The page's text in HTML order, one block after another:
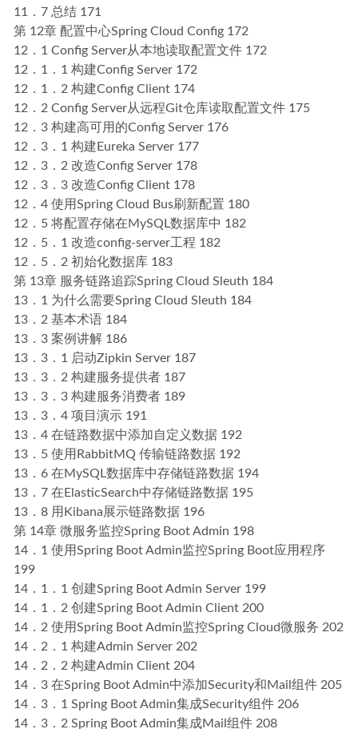
11．7 总结 171
第 12章 配置中心Spring Cloud Config 172
12．1 Config Server从本地读取配置文件 172
12．1．1 构建Config Server 172
12．1．2 构建Config Client 174
12．2 Config Server从远程Git仓库读取配置文件 175
12．3 构建高可用的Config Server 176
12．3．1 构建Eureka Server 177
12．3．2 改造Config Server 178
12．3．3 改造Config Client 178
12．4 使用Spring Cloud Bus刷新配置 180
12．5 将配置存储在MySQL数据库中 182
12．5．1 改造config-server工程 182
12．5．2 初始化数据库 183
第 13章 服务链路追踪Spring Cloud Sleuth 184
13．1 为什么需要Spring Cloud Sleuth 184
13．2 基本术语 184
13．3 案例讲解 186
13．3．1 启动Zipkin Server 187
13．3．2 构建服务提供者 187
13．3．3 构建服务消费者 189
13．3．4 项目演示 191
13．4 在链路数据中添加自定义数据 192
13．5 使用RabbitMQ 传输链路数据 192
13．6 在MySQL数据库中存储链路数据 194
13．7 在ElasticSearch中存储链路数据 195
13．8 用Kibana展示链路数据 196
第 14章 微服务监控Spring Boot Admin 198
14．1 使用Spring Boot Admin监控Spring Boot应用程序
199
14．1．1 创建Spring Boot Admin Server 199
14．1．2 创建Spring Boot Admin Client 200
14．2 使用Spring Boot Admin监控Spring Cloud微服务 202
14．2．1 构建Admin Server 202
14．2．2 构建Admin Client 204
14．3 在Spring Boot Admin中添加Security和Mail组件 205
14．3．1 Spring Boot Admin集成Security组件 206
14．3．2 Spring Boot Admin集成Mail组件 208